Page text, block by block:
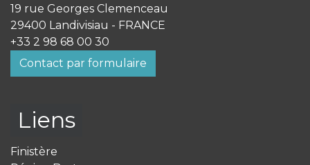
19 rue Georges Clemenceau
29400 Landivisiau - FRANCE
+33 2 98 68 00 30
Contact par formulaire
Liens
Finistère